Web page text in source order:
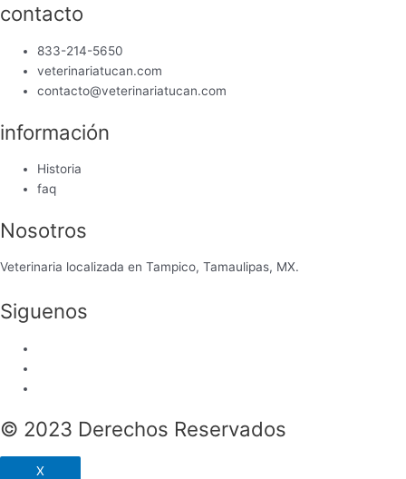
contacto
833-214-5650
veterinariatucan.com
contacto@veterinariatucan.com
información
Historia
faq
Nosotros
Veterinaria localizada en Tampico, Tamaulipas, MX.
Siguenos
© 2023 Derechos Reservados
X